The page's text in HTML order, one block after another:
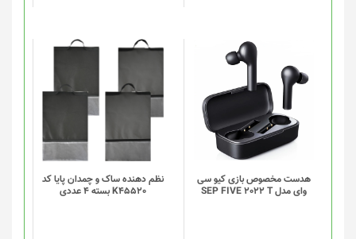
هدست مخصوص بازی کیو سی
وای مدل SEP FIVE 2022 T
این
دارای
انواع
مختلفی
می
باشد.
گزینه
ها
نظم دهنده ساک و چمدان پایا کد
K45520 بسته 4 عددی
دارای
انواع
می
باشد.
گزینه
ها